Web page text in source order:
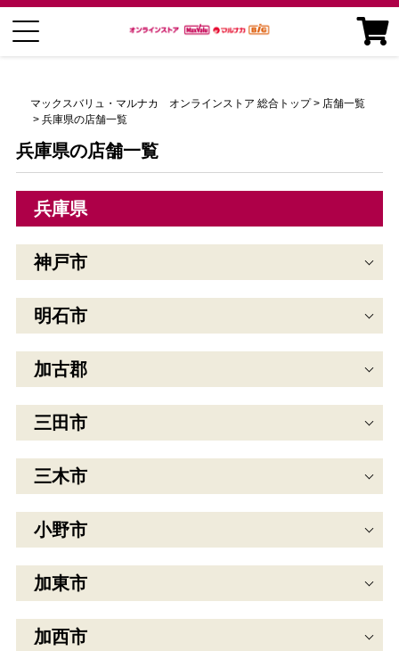
マックスバリュ・マルナカ オンラインストア 総合トップ
店舗一覧
兵庫県の店舗一覧
兵庫県の店舗一覧
兵庫県
神戸市
明石市
加古郡
三田市
三木市
小野市
加東市
加西市